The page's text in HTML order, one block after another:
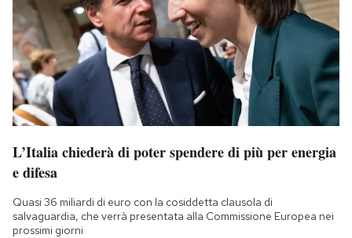
L’Italia chiederà di poter spendere di più per energia
e difesa
Quasi 36 miliardi di euro con la cosiddetta clausola di
salvaguardia, che verrà presentata alla Commissione Europea nei
prossimi giorni